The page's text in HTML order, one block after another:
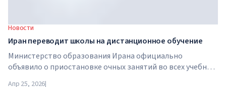
Новости
Иран переводит школы на дистанционное обучение
Министерство образования Ирана официально
объявило о приостановке очных занятий во всех учебных
Апр 25, 2026|